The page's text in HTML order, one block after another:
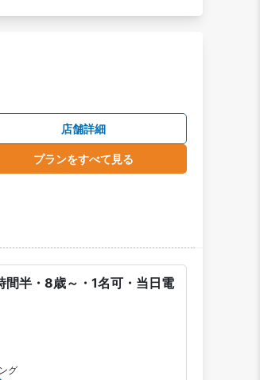
店舗詳細
プランをすべて見る
半・8歳～・1名可・当日電
グ